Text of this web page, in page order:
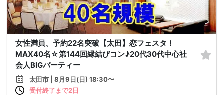
女性満員、予約22名突破【太田】恋フェスタ！
MAX40名☆第144回縁結びコン♪20代30代中心社
会人BIGパーティー
太田市 | 8月9日(日) 18:30〜
受付終了まで2日